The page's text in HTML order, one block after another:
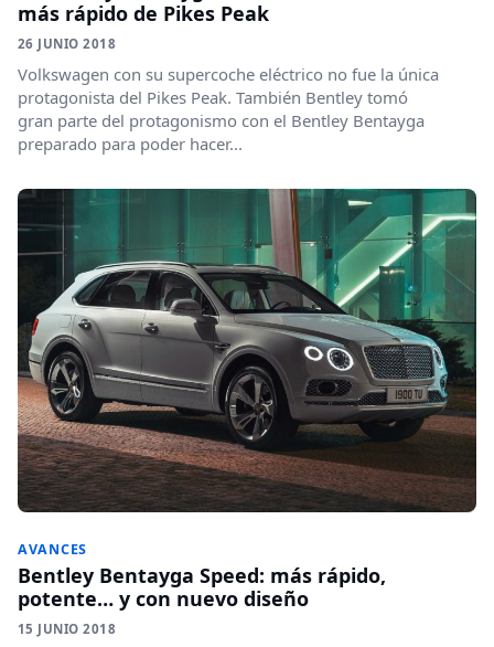
más rápido de Pikes Peak
26 JUNIO 2018
Volkswagen con su supercoche eléctrico no fue la única
protagonista del Pikes Peak. También Bentley tomó
gran parte del protagonismo con el Bentley Bentayga
preparado para poder hacer...
AVANCES
Bentley Bentayga Speed: más rápido,
potente… y con nuevo diseño
15 JUNIO 2018